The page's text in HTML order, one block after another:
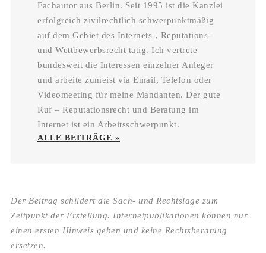
Fachautor aus Berlin. Seit 1995 ist die Kanzlei
erfolgreich zivilrechtlich schwerpunktmäßig
auf dem Gebiet des Internets-, Reputations-
und Wettbewerbsrecht tätig. Ich vertrete
bundesweit die Interessen einzelner Anleger
und arbeite zumeist via Email, Telefon oder
Videomeeting für meine Mandanten. Der gute
Ruf – Reputationsrecht und Beratung im
Internet ist ein Arbeitsschwerpunkt.
ALLE BEITRÄGE »
Der Beitrag schildert die Sach- und Rechtslage zum
Zeitpunkt der Erstellung. Internetpublikationen können nur
einen ersten Hinweis geben und keine Rechtsberatung
ersetzen.